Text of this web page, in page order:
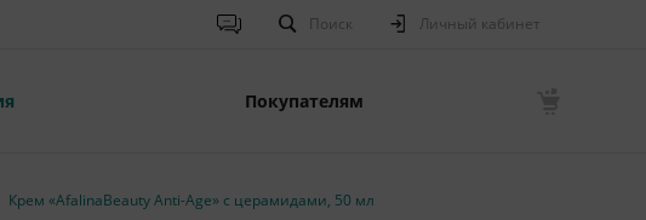
Поиск Личный кабинет
Покупателям
Крем «AfalinaBeauty Anti-Age» с церамидами, 50 мл